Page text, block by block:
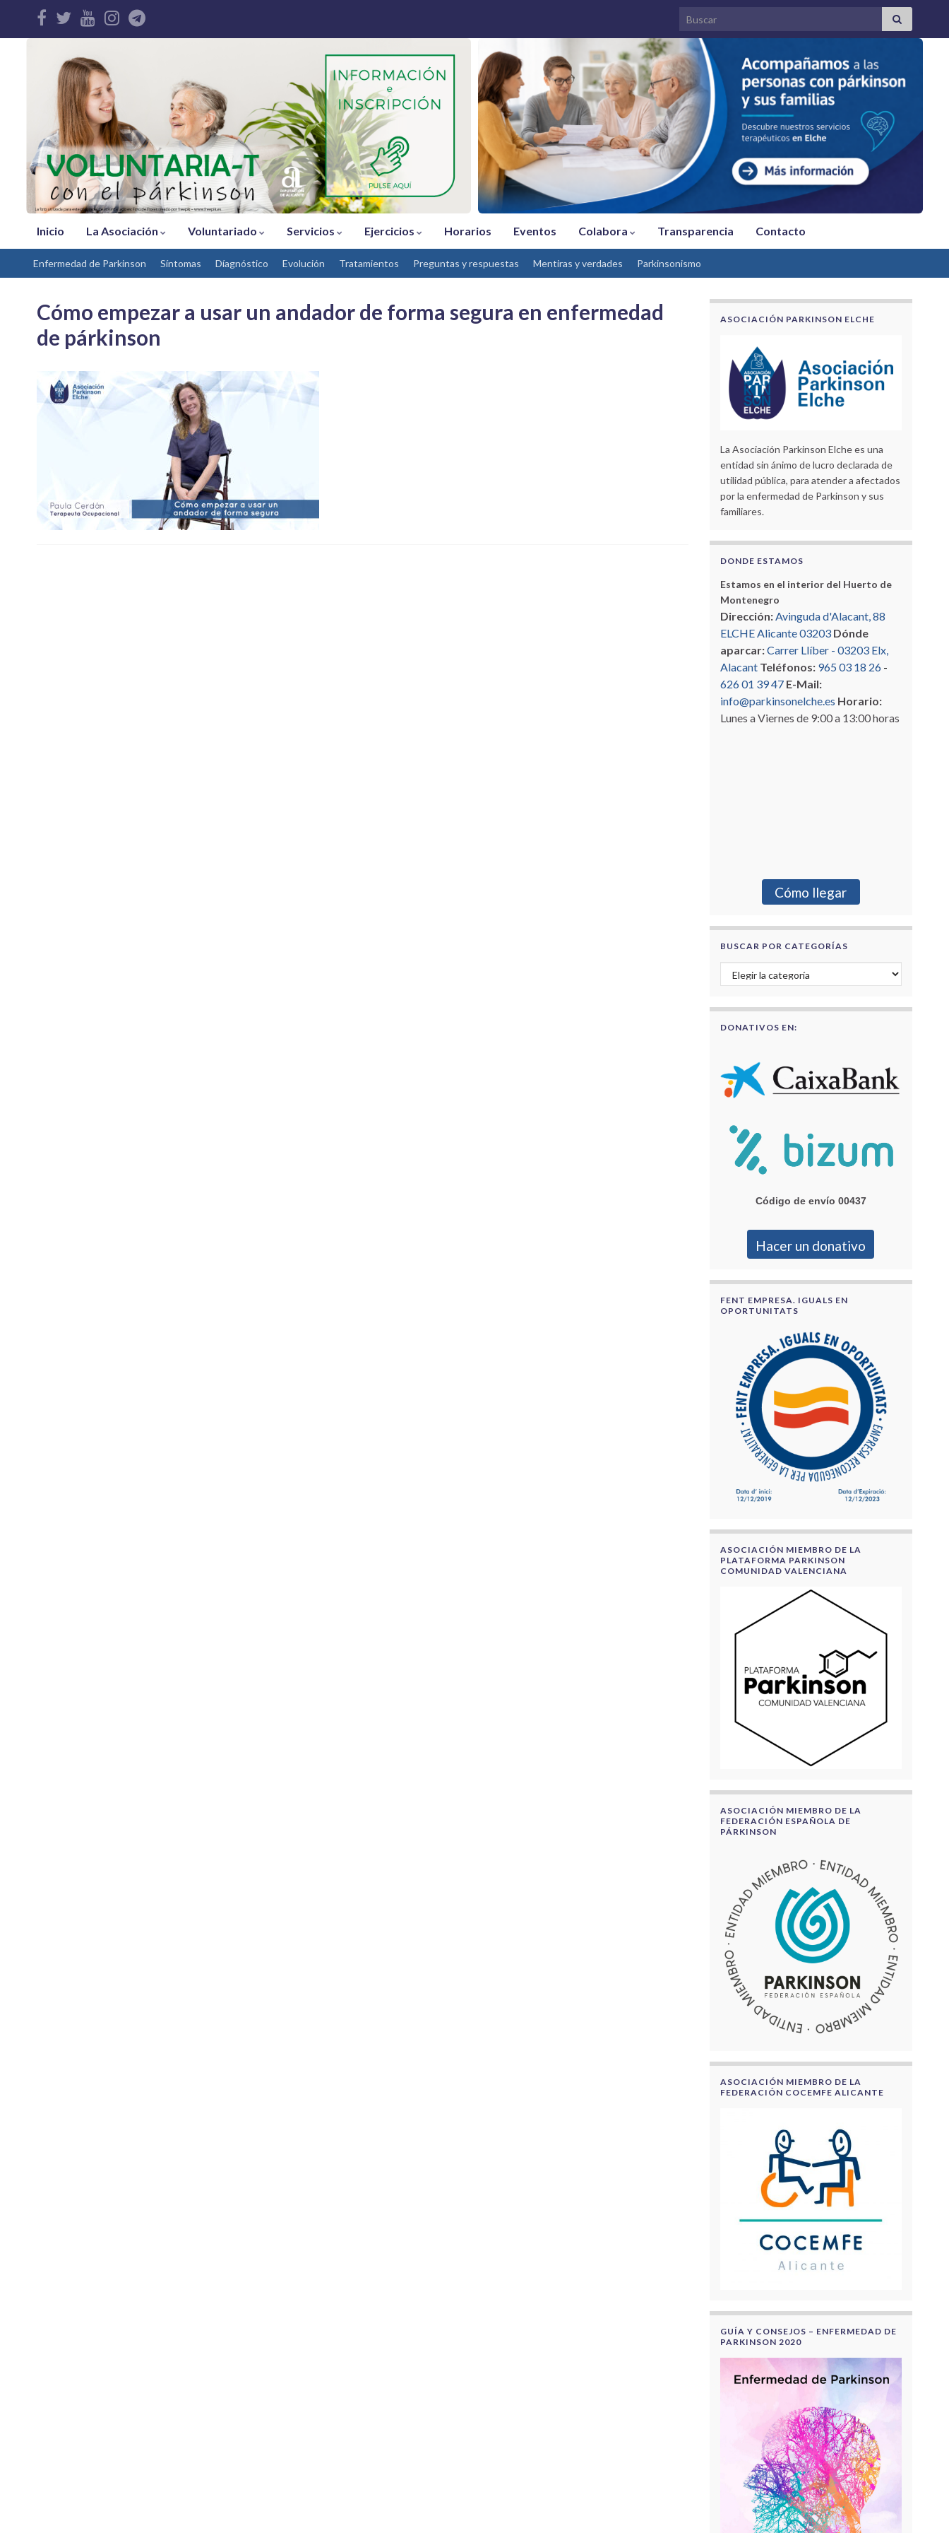
Search for:
Inicio La Asociación Voluntariado Servicios Ejercicios Horarios Eventos Colabora Transparencia Contacto
Enfermedad de Parkinson Síntomas Díagnóstico Evolución Tratamientos Preguntas y respuestas Mentiras y verdades Parkinsonismo
Cómo empezar a usar un andador de forma segura en enfermedad
de párkinson
ASOCIACIÓN PARKINSON ELCHE
La Asociación Parkinson Elche es una
entidad sin ánimo de lucro declarada de
utilidad pública, para atender a afectados
por la enfermedad de Parkinson y sus
familiares.
DONDE ESTAMOS
Estamos en el interior del Huerto de
Montenegro
Dirección:Avinguda d'Alacant, 88
ELCHE Alicante 03203 Dónde
aparcar:Carrer Llíber - 03203 Elx,
Alacant Teléfonos: 965 03 18 26-
626 01 39 47 E-Mail:
info@parkinsonelche.es Horario:
Lunes a Viernes de 9:00 a 13:00 horas
Cómo llegar
BUSCAR POR CATEGORÍAS
Buscar por categorías
DONATIVOS EN:
Código de envío 00437
Hacer un donativo
FENT EMPRESA. IGUALS EN
OPORTUNITATS
ASOCIACIÓN MIEMBRO DE LA
PLATAFORMA PARKINSON
COMUNIDAD VALENCIANA
ASOCIACIÓN MIEMBRO DE LA
FEDERACIÓN ESPAÑOLA DE
PÁRKINSON
ASOCIACIÓN MIEMBRO DE LA
FEDERACIÓN COCEMFE ALICANTE
GUÍA Y CONSEJOS – ENFERMEDAD DE
PARKINSON 2020